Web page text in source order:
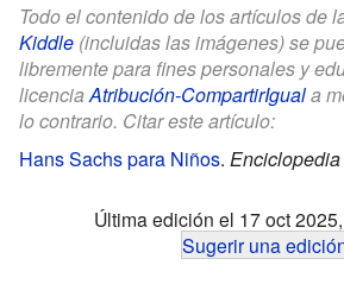
Todo el contenido de los artículos de
Kiddle (incluidas las imágenes) se
libremente para fines personales y
licenciaAtribución-CompartirIguala
lo contrario. Citar este artículo:
Hans Sachs para Niños.
Última edición el 17 oct
Sugerir una